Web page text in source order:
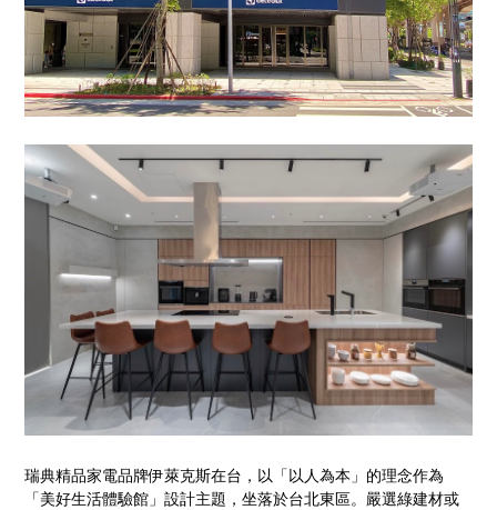
瑞典精品家電品牌伊萊克斯在台，以「以人為本」的理念作為
「美好生活體驗館」設計主題，坐落於台北東區。嚴選綠建材或